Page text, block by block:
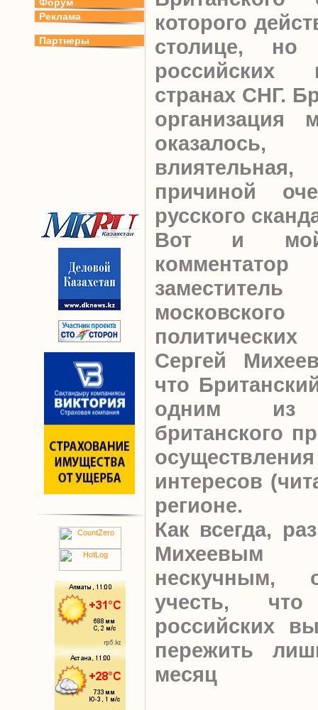
Реклама
Партнеры
которого
столице,
российских
странах СНГ.
организация
причиной
русского
Вот и мой
Сергей
что
одним из
британского
интересов
регионе.
Как всегда,
Михеевым
нескучным,
учесть,
российских
пережить
месяц